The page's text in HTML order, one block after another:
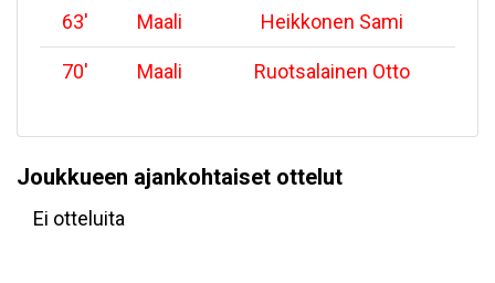
63' Maali Heikkonen Sami
70' Maali Ruotsalainen Otto
Joukkueen ajankohtaiset ottelut
Ei otteluita